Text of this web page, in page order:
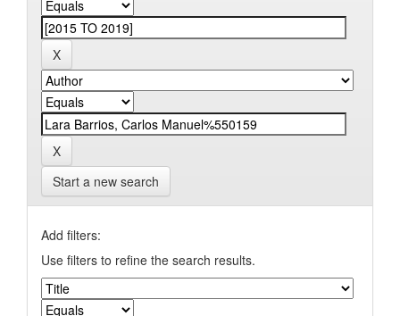
Start a new search
Add filters:
Use filters to refine the search results.